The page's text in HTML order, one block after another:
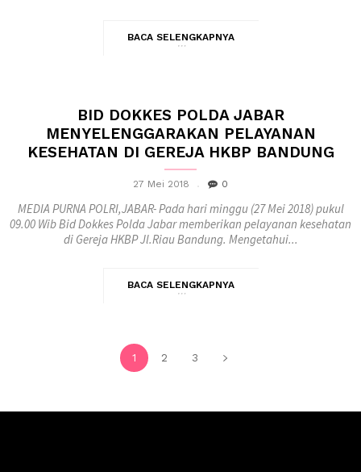
BACA SELENGKAPNYA
BID DOKKES POLDA JABAR
MENYELENGGARAKAN PELAYANAN
KESEHATAN DI GEREJA HKBP BANDUNG
27 Mei 2018 0
MEDIA PURNA POLRI,JABAR- Pada hari minggu (27 Mei 2018) pukul
09.00 Wib Bid Dokkes Polda Jabar memberikan pelayanan kesehatan
di Gereja HKBP Jl.Riau Bandung. Mengetahui...
BACA SELENGKAPNYA
1 2 3